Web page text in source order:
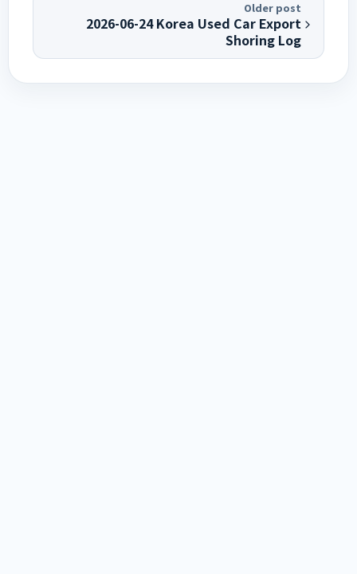
Older post
2026-06-24 Korea Used Car Export
Shoring Log